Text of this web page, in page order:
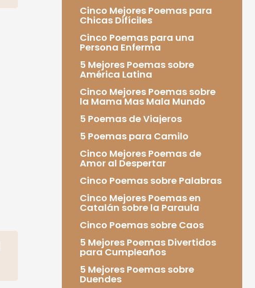
Cinco Mejores Poemas para
Chicas Difíciles
Cinco Poemas para una
Persona Enferma
5 Mejores Poemas sobre
América Latina
Cinco Mejores Poemas sobre
la Mama Mas Mala Mundo
5 Poemas de Viajeros
5 Poemas para Camilo
Cinco Mejores Poemas de
Amor al Despertar
Cinco Poemas sobre Palabras
Cinco Mejores Poemas en
Catalán sobre la Paraula
Cinco Poemas sobre Caos
5 Mejores Poemas Divertidos
para Cumpleaños
5 Mejores Poemas sobre
Duendes